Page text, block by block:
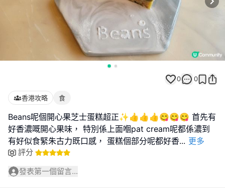
0 0
香港攻略 食
Beans呢個開心果芝士蛋糕超正✨️👍👍👍😋😋😋 首先有
好香濃嘅開心果味， 特別係上面嗰pat cream呢都係濃到
有好似食緊朱古力既口感， 蛋糕個部分呢都好香... 更多
評分
發表第一個留言...